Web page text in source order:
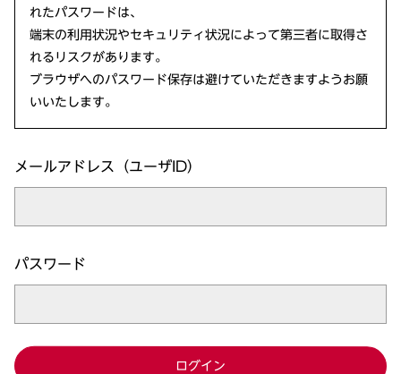
れたパスワードは、
端末の利用状況やセキュリティ状況によって第三者に取得さ
れるリスクがあります。
ブラウザへのパスワード保存は避けていただきますようお願
いいたします。
メールアドレス（ユーザID）
パスワード
ログイン